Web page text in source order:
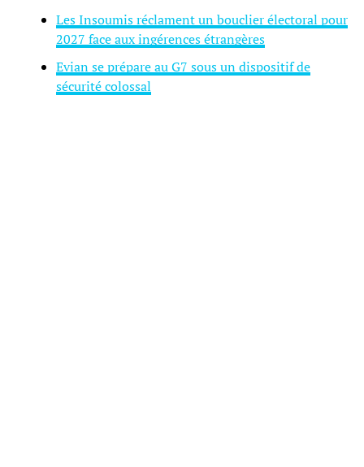
Les Insoumis réclament un bouclier électoral pour
2027 face aux ingérences étrangères
Evian se prépare au G7 sous un dispositif de
sécurité colossal